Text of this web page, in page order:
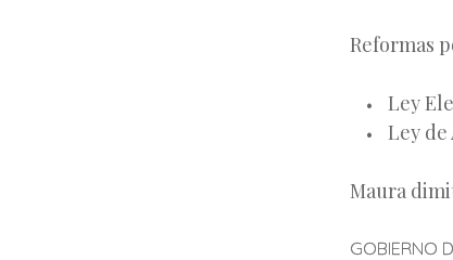
Reformas
Ley
Ley
Maura
GOBIERNO